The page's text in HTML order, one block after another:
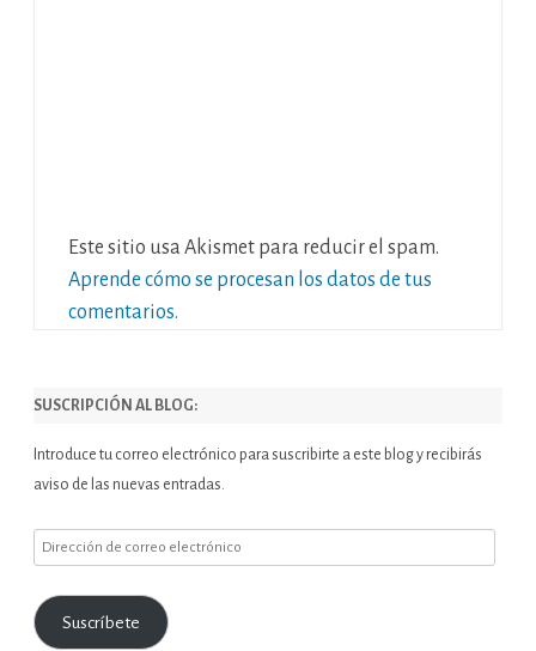
Este sitio usa Akismet para reducir el spam.
Aprende cómo se procesan los datos de tus
comentarios.
SUSCRIPCIÓN AL BLOG:
Introduce tu correo electrónico para suscribirte a este blog y recibirás
aviso de las nuevas entradas.
Dirección
correo
electrónico
Suscríbete